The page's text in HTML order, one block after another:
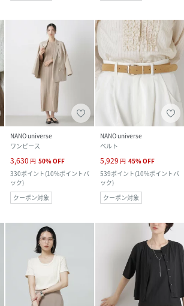
NANO universe
ワンピース
3,630 円 50%OFF
330ポイント(10%ポイントバ
ック)
クーポン対象
NANO universe
ベルト
5,929 円 45%OFF
539ポイント(10%ポイントバ
ック)
クーポン対象